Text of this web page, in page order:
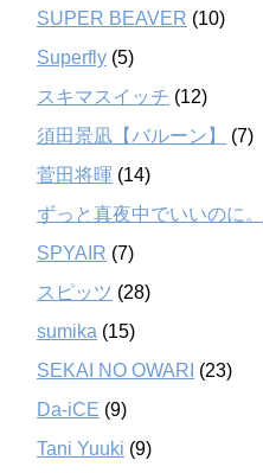
SUPER BEAVER (10)
Superfly (5)
スキマスイッチ (12)
須田景凪【バルーン】
(7)
菅田将暉 (14)
ずっと真夜中でいいのに。
SPYAIR (7)
スピッツ (28)
sumika (15)
SEKAI NO OWARI (23)
Da-iCE (9)
Tani Yuuki (9)